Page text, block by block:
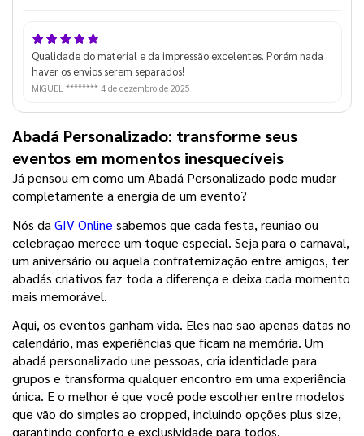
Qualidade do material e da impressão excelentes. Porém nada
haver os envios serem separados!
MIGUEL ******** 4 de dezembro de 2025
Abadá Personalizado: transforme seus
eventos em momentos inesquecíveis
Já pensou em como um Abadá Personalizado pode mudar
completamente a energia de um evento?
Nós da GIV Online sabemos que cada festa, reunião ou
celebração merece um toque especial. Seja para o carnaval,
um aniversário ou aquela confraternização entre amigos, ter
abadás criativos faz toda a diferença e deixa cada momento
mais memorável.
Aqui, os eventos ganham vida. Eles não são apenas datas no
calendário, mas experiências que ficam na memória. Um
abadá personalizado une pessoas, cria identidade para
grupos e transforma qualquer encontro em uma experiência
única. E o melhor é que você pode escolher entre modelos
que vão do simples ao cropped, incluindo opções plus size,
garantindo conforto e exclusividade para todos.